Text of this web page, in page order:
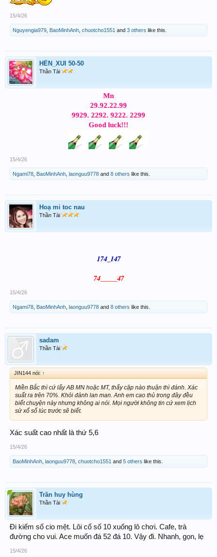
15/4/26
Nguyengia979 BaoMinhAnh chuotcho1551 and 3 others like this.
HÊN_XUI 50-50
Thần Tài
Mn
29.92.22.99
9929. 2292. 9222. 2299
Good luck!!!
15/4/26
Ngami78 BaoMinhAnh laonguu9778 and 8 others like this.
Hoạ mi toc nau
Thần Tài
174_147
74_____47
15/4/26
Ngami78 BaoMinhAnh laonguu9778 and 8 others like this.
sadam
Thần Tài
JIN144 nói: ↑
Miền Bắc thì cứ lấy AB MN hoặc MT, thấy cặp nào thuận thì đánh. Xác
suất ra trên 70%. Khỏi đánh lan man. Anh em cao thủ trong đây đều
biết chuyện này nhưng không ai nói. Mọi người không tin cứ xem lịch
sử xổ số lúc trước sẽ biết.
Xác suất cao nhất là thứ 5,6
15/4/26
BaoMinhAnh laonguu9778 chuotcho1551 and 5 others like this.
Trần huy hùng
Thần Tài
Đi kiếm số cio mệt. Lôi cổ số 10 xuống lô chơi. Cafe, trà
đường cho vui. Ace muốn đá 52 đá 10. Vậy đi. Nhanh, gọn, lẹ
15/4/26